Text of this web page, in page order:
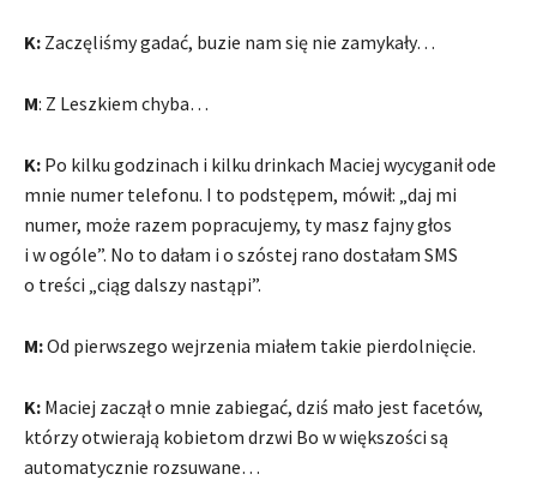
K: Zaczęliśmy gadać, buzie nam się nie zamykały…
M: Z Leszkiem chyba…
K: Po kilku godzinach i kilku drinkach Maciej wycyganił ode
mnie numer telefonu. I to podstępem, mówił: „daj mi
numer, może razem popracujemy, ty masz fajny głos
i w ogóle”. No to dałam i o szóstej rano dostałam SMS
o treści „ciąg dalszy nastąpi”.
M:Od pierwszego wejrzenia miałem takie pierdolnięcie.
K: Maciej zaczął o mnie zabiegać, dziś mało jest facetów,
którzy otwierają kobietom drzwi Bo w większości są
automatycznie rozsuwane…